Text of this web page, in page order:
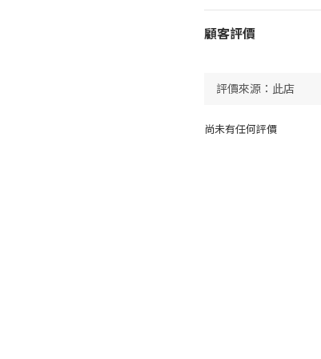
顧客評價
尚未有任何評價